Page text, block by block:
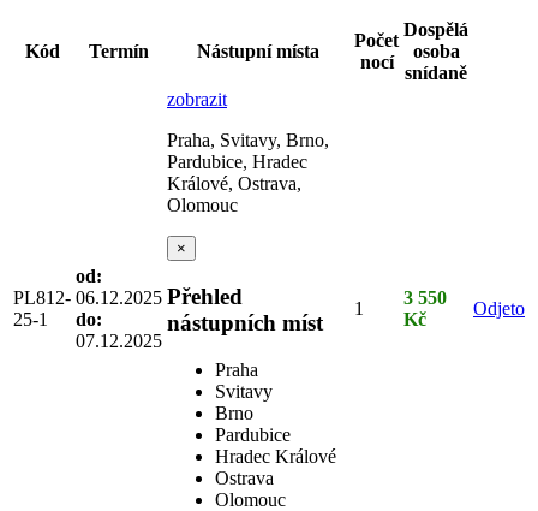
Kód Termín Nástupní místa
Počet
nocí
Dospělá
osoba
snídaně
PL812-
25-1
od:
06.12.2025
do:
07.12.2025
zobrazit
Praha, Svitavy, Brno,
Pardubice, Hradec
Králové, Ostrava,
Olomouc
×
Přehled
nástupních míst
Praha
Svitavy
Brno
Pardubice
Hradec Králové
Ostrava
Olomouc
1
3 550
Kč
Odjeto